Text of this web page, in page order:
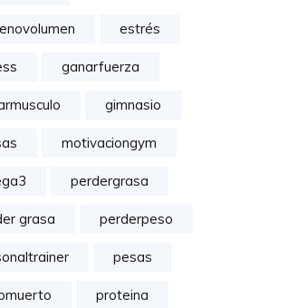
estrés
ganarfuerza
gimnasio
motivaciongym
perdergrasa
grasa perderpeso
pesas
proteina